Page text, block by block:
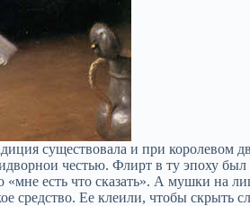
существовала и при
честью. Флирт в ту эпоху
есть что сказать». А мушки на
средство. Ее клеили, чтобы